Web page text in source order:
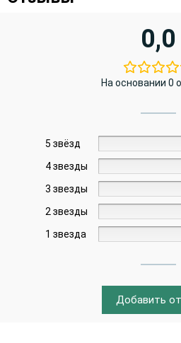
0,0
На основании 0
5 звёзд
4 звезды
3 звезды
2 звезды
1 звезда
Добавить